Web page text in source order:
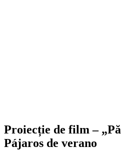
Proiecție de film –
Pájaros de verano